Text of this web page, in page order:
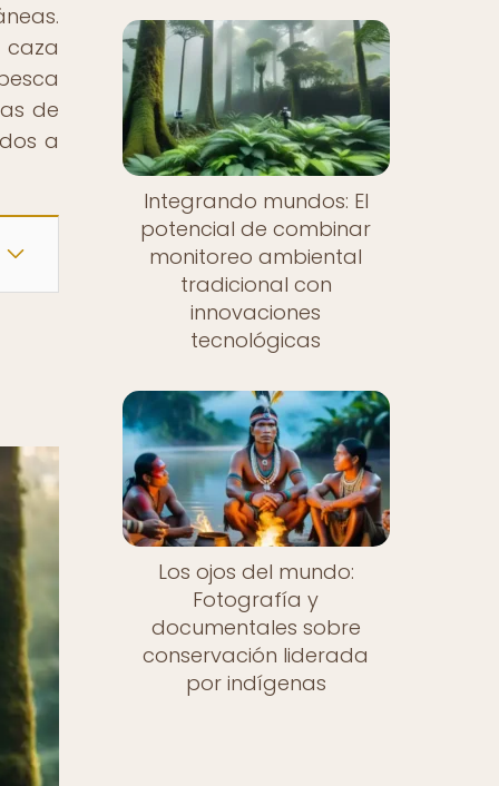
caza
de
a
Integrando mundos: El
potencial de combinar
monitoreo ambiental
tradicional con
innovaciones
tecnológicas
Los ojos del mundo:
Fotografía y
documentales sobre
conservación liderada
por indígenas